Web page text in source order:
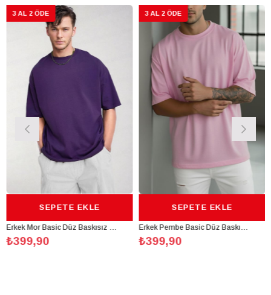
SEPETE EKLE
Erkek Mor Basic Düz Baskısız Oversize Salas Boyfriend T-Shirt
2 ÖDE
SEPETE EKLE
Erkek Pembe Basic Düz Baskısız Oversize Salas Boyfriend T-Shirt
₺399,90
3 AL 2 ÖDE